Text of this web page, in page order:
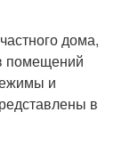
дома,
помещений
и
в